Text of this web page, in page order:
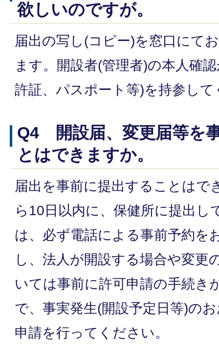
欲しいのですが。
届出の写し(コピー)を窓口にて
ます。開設者(管理者)の本人確
許証、パスポート等)を持参し
Q4 開設届、変更届等を
とはできますか。
届出を事前に提出することはで
ら10日以内に、保健所に提出し
は、必ず電話による事前予約を
し、法人が開設する場合や変更
いては事前に許可申請の手続き
で、事実発生(開設予定日等)の
申請を行ってください。